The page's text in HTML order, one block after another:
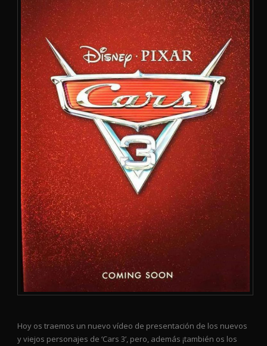
Hoy os traemos un nuevo vídeo de presentación de los nuevos
y viejos personajes de ‘Cars 3’, pero, además ¡también os los